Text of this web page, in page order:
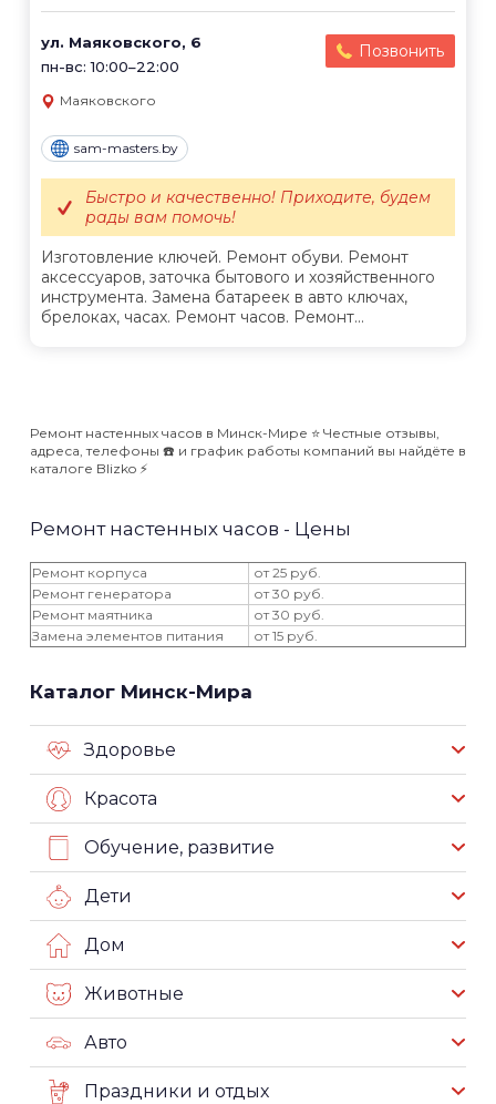
ул. Маяковского, 6
пн-вс: 10:00–22:00
Позвонить
Маяковского
sam-masters.by
Изготовление ключей. Ремонт обуви. Ремонт
аксессуаров, заточка бытового и хозяйственного
инструмента. Замена батареек в авто ключах,
брелоках, часах. Ремонт часов. Ремонт...
Быстро и качественно! Приходите, будем
рады вам помочь!
Ремонт настенных часов в Минск-Мире ⭐️ Честные отзывы,
адреса, телефоны ☎️ и график работы компаний вы найдёте в
каталоге Blizko ⚡️
Ремонт настенных часов - Цены
Ремонт корпуса
от 25 руб.
Ремонт генератора
от 30 руб.
Ремонт маятника
от 30 руб.
Замена элементов питания
от 15 руб.
Каталог Минск-Мира
Здоровье
Красота
Обучение, развитие
Дети
Дом
Животные
Авто
Праздники и отдых